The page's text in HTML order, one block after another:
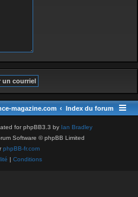
magazine.com Index du forum
for phpBB3.3 by Ian Bradley
Software © phpBB Limited
phpBB-fr.com
| Conditions